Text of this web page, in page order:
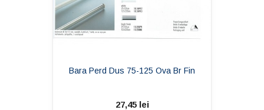
Bara Perd Dus 75-125 Ova Br Fin
27,45 lei